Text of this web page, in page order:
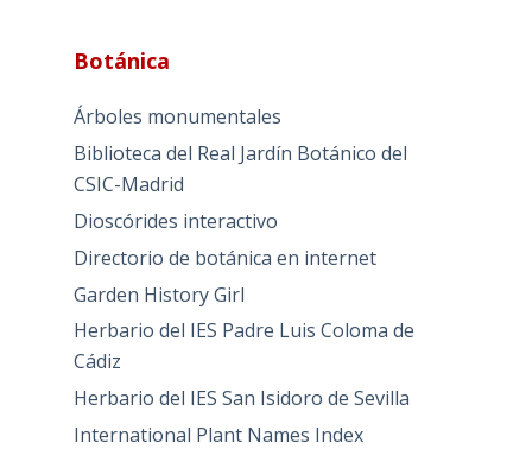
Botánica
Árboles monumentales
Biblioteca del Real Jardín Botánico del
CSIC-Madrid
Dioscórides interactivo
Directorio de botánica en internet
Garden History Girl
Herbario del IES Padre Luis Coloma de
Cádiz
Herbario del IES San Isidoro de Sevilla
International Plant Names Index